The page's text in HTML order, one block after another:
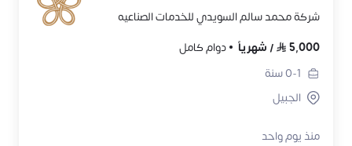
شركة محمد سالم السويدي للخدمات الصناعيه
5,000
/ شهرياً
دوام كامل
0-1سنة
الجبيل
منذ يوم واحد